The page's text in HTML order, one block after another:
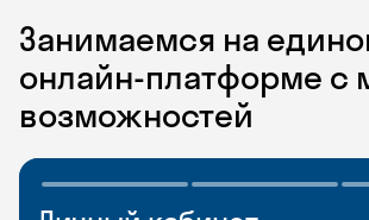
Занимаемся на
онлайн-платформе с
возможностей